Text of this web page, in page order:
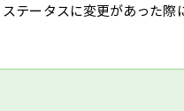
テータスに変更があった